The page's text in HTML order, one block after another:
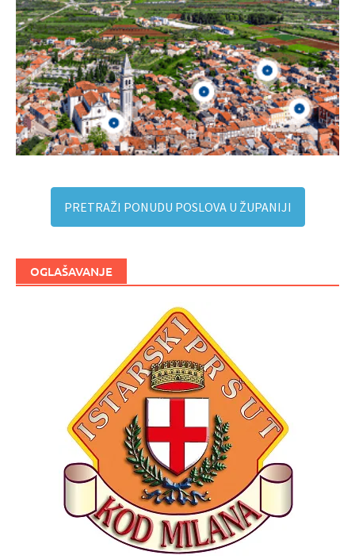
PRETRAŽI PONUDU POSLOVA U ŽUPANIJI
OGLAŠAVANJE